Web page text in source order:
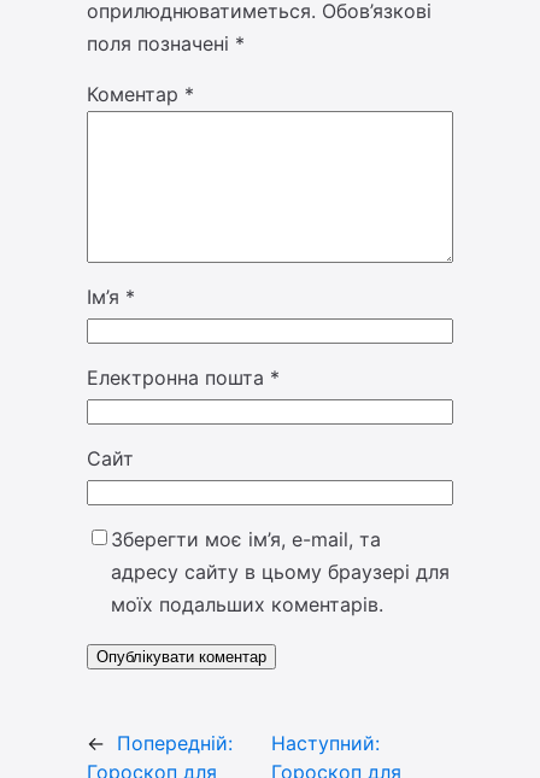
оприлюднюватиметься. Обов’язкові
поля позначені *
Коментар *
Ім’я *
Електронна пошта *
Сайт
Зберегти моє ім’я, e-mail, та
адресу сайту в цьому браузері для
моїх подальших коментарів.
← Попередній:
Гороскоп для
Наступний:
Гороскоп для